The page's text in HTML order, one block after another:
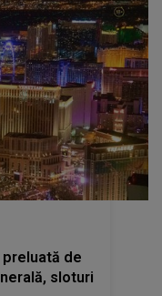
de
sloturi